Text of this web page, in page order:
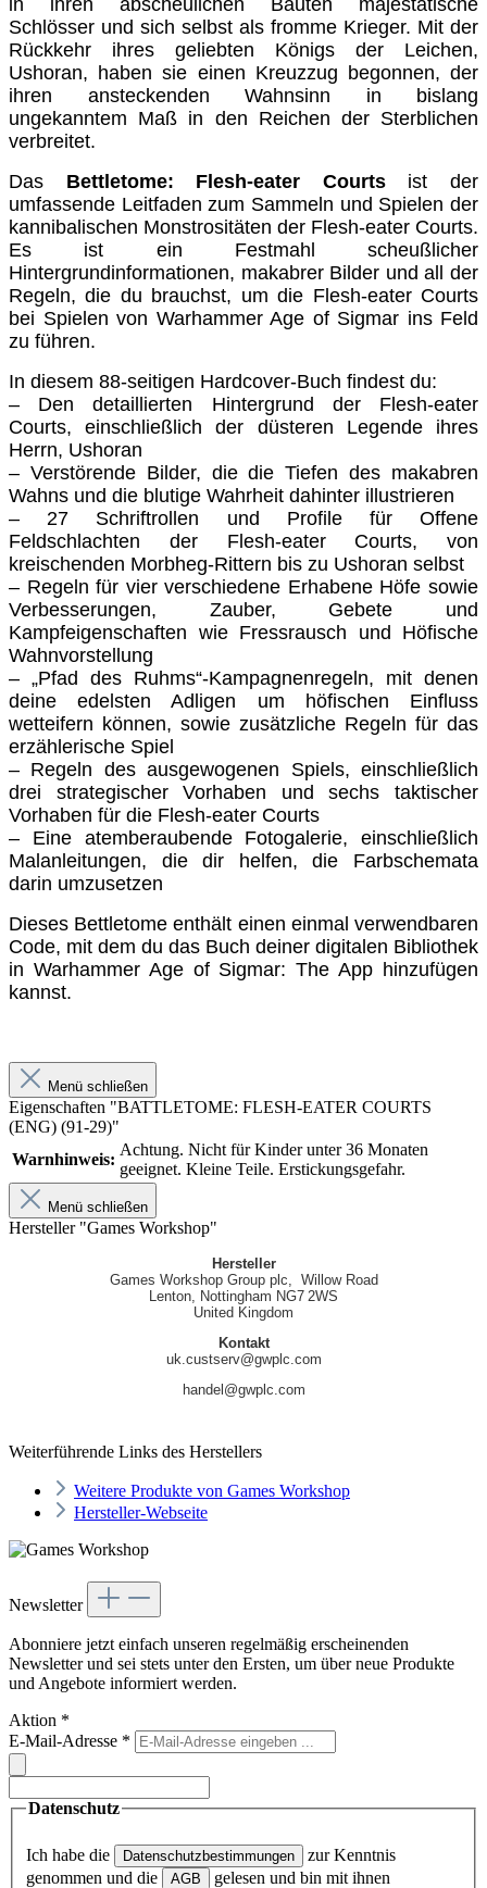
in ihren abscheulichen Bauten majestätische
Schlösser und sich selbst als fromme Krieger. Mit der
Rückkehr ihres geliebten Königs der Leichen,
Ushoran, haben sie einen Kreuzzug begonnen, der
ihren ansteckenden Wahnsinn in bislang
ungekanntem Maß in den Reichen der Sterblichen
verbreitet.
Das Bettletome: Flesh-eater Courtsist der
umfassende Leitfaden zum Sammeln und Spielen der
kannibalischen Monstrositäten der Flesh-eater Courts.
Es ist ein Festmahl scheußlicher
Hintergrundinformationen, makabrer Bilder und all der
Regeln, die du brauchst, um die Flesh-eater Courts
bei Spielen von Warhammer Age of Sigmar ins Feld
zu führen.
In diesem 88-seitigen Hardcover-Buch findest du:
– Den detaillierten Hintergrund der Flesh-eater
Courts, einschließlich der düsteren Legende ihres
Herrn, Ushoran
– Verstörende Bilder, die die Tiefen des makabren
Wahns und die blutige Wahrheit dahinter illustrieren
– 27 Schriftrollen und Profile für Offene
Feldschlachten der Flesh-eater Courts, von
kreischenden Morbheg-Rittern bis zu Ushoran selbst
– Regeln für vier verschiedene Erhabene Höfe sowie
Verbesserungen, Zauber, Gebete und
Kampfeigenschaften wie Fressrausch und Höfische
Wahnvorstellung
– „Pfad des Ruhms“-Kampagnenregeln, mit denen
deine edelsten Adligen um höfischen Einfluss
wetteifern können, sowie zusätzliche Regeln für das
erzählerische Spiel
– Regeln des ausgewogenen Spiels, einschließlich
drei strategischer Vorhaben und sechs taktischer
Vorhaben für die Flesh-eater Courts
– Eine atemberaubende Fotogalerie, einschließlich
Malanleitungen, die dir helfen, die Farbschemata
darin umzusetzen
Dieses Bettletome enthält einen einmal verwendbaren
Code, mit dem du das Buch deiner digitalen Bibliothek
in Warhammer Age of Sigmar: The App hinzufügen
kannst.
Menü schließen
Eigenschaften "BATTLETOME: FLESH-EATER COURTS
(ENG) (91-29)"
Warnhinweis:
Achtung. Nicht für Kinder unter 36 Monaten
geeignet. Kleine Teile. Erstickungsgefahr.
Menü schließen
Hersteller "Games Workshop"
Hersteller
Games Workshop Group plc, Willow Road
Lenton, Nottingham NG7 2WS
United Kingdom
Kontakt
uk.custserv@gwplc.com
handel@gwplc.com
Weiterführende Links des Herstellers
Weitere Produkte von Games Workshop
Hersteller-Webseite
Newsletter
Abonniere jetzt einfach unseren regelmäßig erscheinenden
Newsletter und sei stets unter den Ersten, um über neue Produkte
und Angebote informiert werden.
Aktion *
E-Mail-Adresse *
Datenschutz
Ich habe die Datenschutzbestimmungen
zur Kenntnis
genommen und die
AGB
gelesen und bin mit ihnen